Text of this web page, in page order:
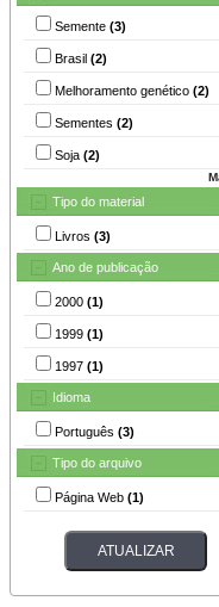
Semente (3)
Brasil (2)
Melhoramento genético (2)
Sementes (2)
Soja (2)
Tipo do material
Livros (3)
Ano de publicação
2000 (1)
1999 (1)
1997 (1)
Idioma
Português (3)
Tipo do arquivo
Página Web (1)